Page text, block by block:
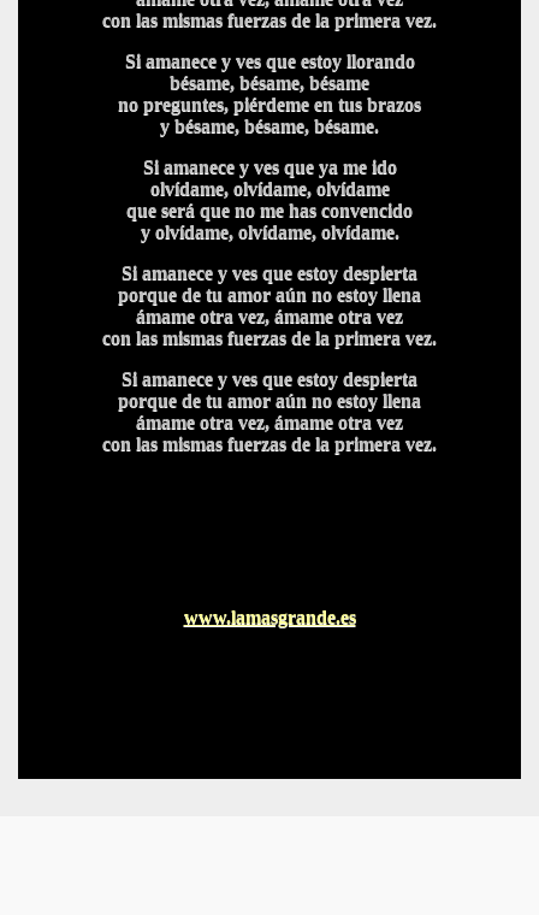
con las mismas fuerzas de la primera vez.
Si amanece y ves que estoy llorando
bésame, bésame, bésame
no preguntes, piérdeme en tus brazos
y bésame, bésame, bésame.
Si amanece y ves que ya me ido
olvídame, olvídame, olvídame
que será que no me has convencido
y olvídame, olvídame, olvídame.
Si amanece y ves que estoy despierta
porque de tu amor aún no estoy llena
ámame otra vez, ámame otra vez
con las mismas fuerzas de la primera vez.
Si amanece y ves que estoy despierta
porque de tu amor aún no estoy llena
ámame otra vez, ámame otra vez
con las mismas fuerzas de la primera vez.
www.lamasgrande.es